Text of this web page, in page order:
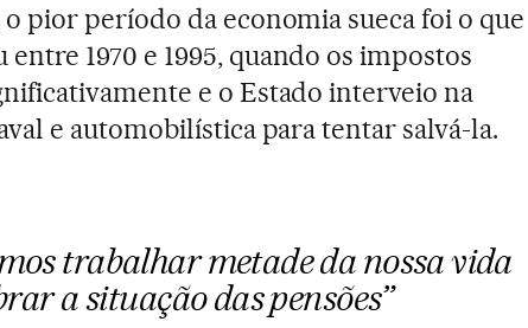
pior período da economia sueca foi o que
1970 e 1995, quando os impostos
e o Estado interveio na
e automobilística para tentar salvá-la.
trabalhar metade da nossa vida
a situação das pensões”